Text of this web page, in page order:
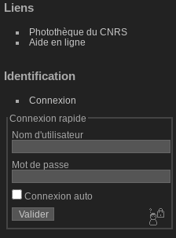
Liens
Photothèque du CNRS
Aide en ligne
Identification
Connexion
Connexion rapide
Nom d'utilisateur
Mot de passe
Connexion auto